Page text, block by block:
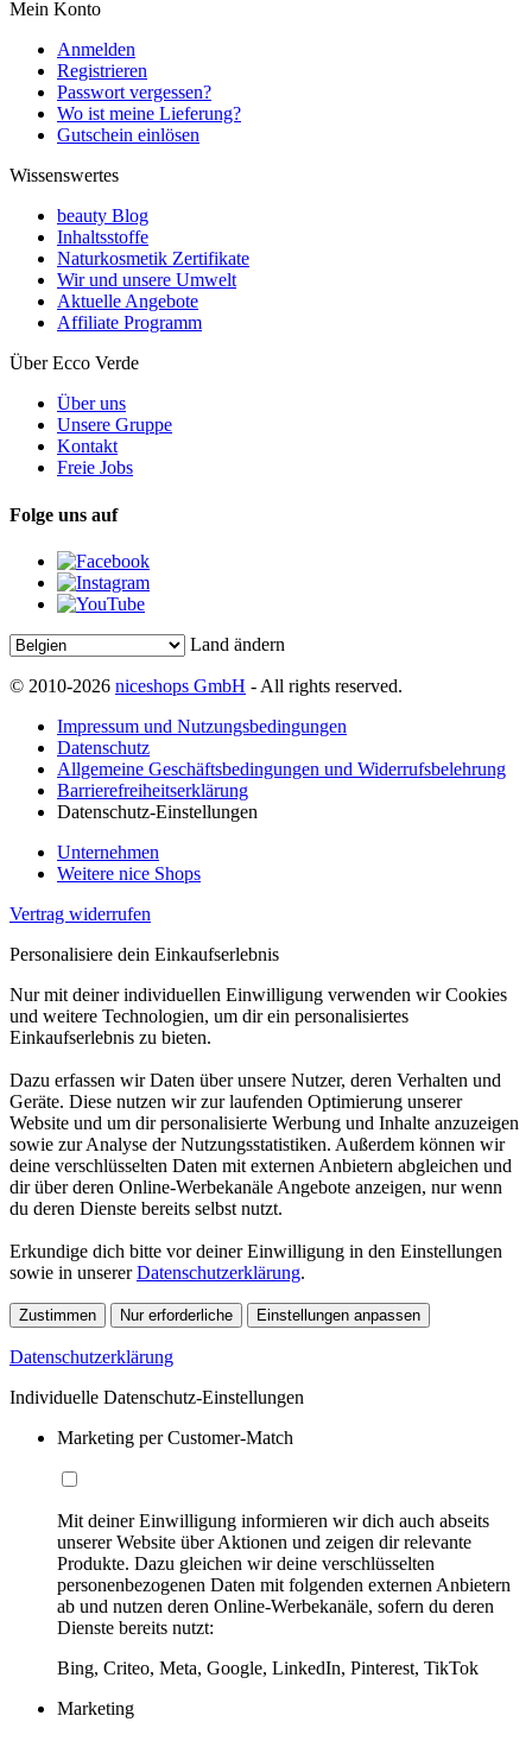
Mein Konto
Anmelden
Registrieren
Passwort vergessen?
Wo ist meine Lieferung?
Gutschein einlösen
Wissenswertes
beauty Blog
Inhaltsstoffe
Naturkosmetik Zertifikate
Wir und unsere Umwelt
Aktuelle Angebote
Affiliate Programm
Über Ecco Verde
Über uns
Unsere Gruppe
Kontakt
Freie Jobs
Folge uns auf
Land ändern
© 2010-2026 niceshops GmbH - All rights reserved.
Impressum und Nutzungsbedingungen
Datenschutz
Allgemeine Geschäftsbedingungen und Widerrufsbelehrung
Barrierefreiheitserklärung
Datenschutz-Einstellungen
Unternehmen
Weitere nice Shops
Vertrag widerrufen
Personalisiere dein Einkaufserlebnis
Nur mit deiner individuellen Einwilligung verwenden wir Cookies
und weitere Technologien, um dir ein personalisiertes
Einkaufserlebnis zu bieten.
Dazu erfassen wir Daten über unsere Nutzer, deren Verhalten und
Geräte. Diese nutzen wir zur laufenden Optimierung unserer
Website und um dir personalisierte Werbung und Inhalte anzuzeigen
sowie zur Analyse der Nutzungsstatistiken. Außerdem können wir
deine verschlüsselten Daten mit externen Anbietern abgleichen und
dir über deren Online-Werbekanäle Angebote anzeigen, nur wenn
du deren Dienste bereits selbst nutzt.
Erkundige dich bitte vor deiner Einwilligung in den Einstellungen
sowie in unsererDatenschutzerklärung.
Zustimmen Nur erforderliche Einstellungen anpassen
Datenschutzerklärung
Individuelle Datenschutz-Einstellungen
Marketing per Customer-Match
Mit deiner Einwilligung informieren wir dich auch abseits
unserer Website über Aktionen und zeigen dir relevante
Produkte. Dazu gleichen wir deine verschlüsselten
personenbezogenen Daten mit folgenden externen Anbietern
ab und nutzen deren Online-Werbekanäle, sofern du deren
Dienste bereits nutzt:
Bing, Criteo, Meta, Google, LinkedIn, Pinterest, TikTok
Marketing